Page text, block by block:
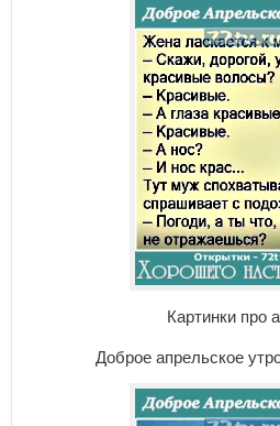
Картинки про
Доброе апрельское